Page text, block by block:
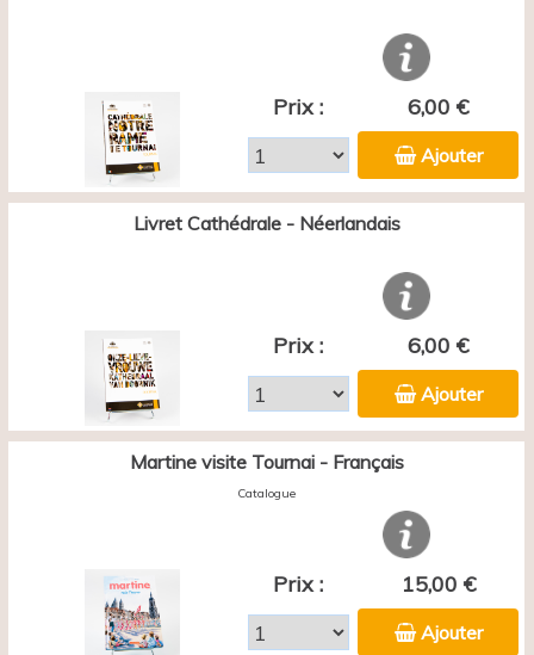
Prix : 6,00 €
Ajouter
Livret Cathédrale - Néerlandais
Prix : 6,00 €
Ajouter
Martine visite Tournai - Français
Catalogue
Prix : 15,00 €
Ajouter